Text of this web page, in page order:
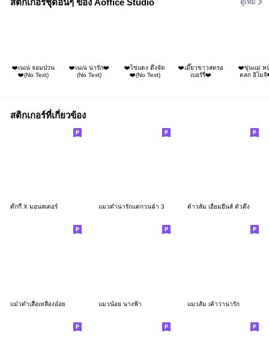
สติกเกอร์ชุดอื่นๆ ของ Aoffice Studio ดูเพิ่ม
❤️เนเน่ จอมป่วน
❤️(No Text)
❤️เนเน่ น่ารัก❤️
(No Text)
❤️ไข่แดง ตึงจัด
❤️(No Text)
❤️เมี๊ยวขาวสตรอ
เบอร์รี่❤️
❤️ขุ่นแม่ ห
ตลก อิโม
สติกเกอร์ที่เกี่ยวข้อง
ดั๊กกี้ X มอนสเตอร์ แมวดำน่ารักแต่กวนฉ่ำ 3 ต้าวส้ม เอี้ยมยีนส์ ตัวตึง
เเม๋วดำเสื้อเหลืองอ๋อย แมวน้อย นางฟ้า แมวส้ม เค้าว่าน่ารัก